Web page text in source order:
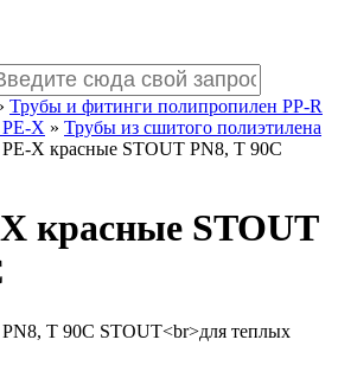
Трубы и фитинги полипропилен PP-R
X » Трубы из сшитого полиэтилена
X красные STOUT PN8, Т 90С
красные STOUT